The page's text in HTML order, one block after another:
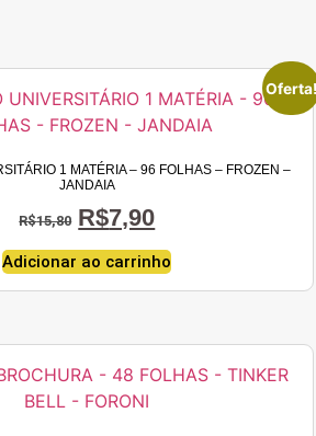
Oferta!
1 MATÉRIA – 96 FOLHAS – FROZEN –
JANDAIA
R$15,80 O
preço
original
R$7,90O
preço
atual
Adicionar ao carrinho